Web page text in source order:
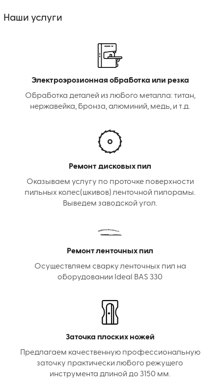
Наши услуги
Электроэрозионная обработка или резка
Обработка деталей из любого металла: титан,
нержавейка, бронза, алюминий, медь, и т.д.
Ремонт дисковых пил
Оказываем услугу по проточке поверхности
пильных колес(шкивов) ленточной пилорамы.
Выведем заводской угол.
Ремонт ленточных пил
Осуществляем сварку ленточных пил на
оборудовании Ideal BAS 330
Заточка плоских ножей
Предлагаем качественную профессиональную
заточку практически любого режущего
инструмента длиной до 3150 мм.